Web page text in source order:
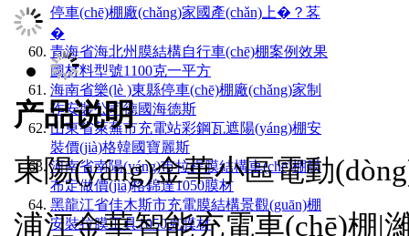
停車(chē)棚廠(chǎng)家國產(chǎn)上�？茖
�
青海省海北州膜結構自行車(chē)棚案例效果
圖材料型號1100克一平方
海南省樂(lè )東縣停車(chē)棚廠(chǎng)家制
作安裝公司德國海德斯
山東省萊蕪市充電站彩鋼瓦遮陽(yáng)棚安
裝價(jià)格韓國寶麗斯
河南省南陽(yáng)市拉桿膜結構車(chē)棚膜
布定做價(jià)格錦達1050膜材
黑龍江省佳木斯市充電膜結構景觀(guān)棚
安裝拉膜工具1050克膜材
产品说明
東陽(yáng)金華小區電動
浦江金華智能充電車(chē)棚|